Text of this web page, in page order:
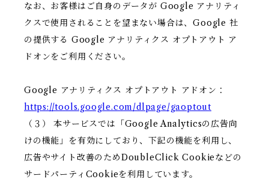
なお、お客様はご自身のデータが Google アナリティ
クスで使用されることを望まない場合は、Google 社
の提供する Google アナリティクス オプトアウト ア
ドオンをご利用ください。
Google アナリティクス オプトアウト アドオン：
https://tools.google.com/dlpage/gaoptout
（３） 本サービスでは「Google Analyticsの広告向
けの機能」を有効にしており、下記の機能を利用し、
広告やサイト改善のためDoubleClick Cookieなどの
サードパーティCookieを利用しています。